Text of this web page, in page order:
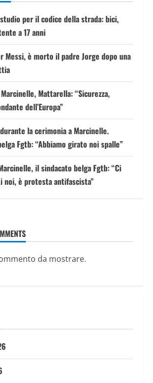
per il codice della strada: bici,
a 17 anni
Messi, è morto il padre Jorge dopo una
Mattarella: “Sicurezza,
dell’Europa”
la cerimonia a Marcinelle.
Fgtb: “Abbiamo girato noi spalle”
il sindacato belga Fgtb: “Ci
noi, è protesta antifascista”
da mostrare.